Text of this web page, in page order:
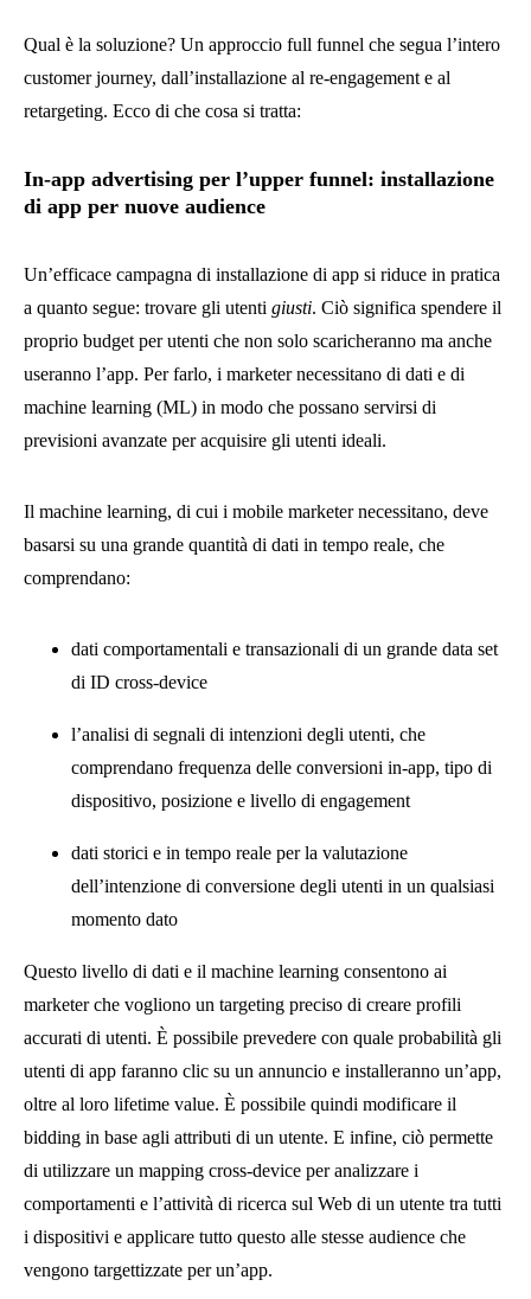
Qual è la soluzione? Un approccio full funnel che segua l’intero
customer journey, dall’installazione al re-engagement e al
retargeting. Ecco di che cosa si tratta:
In-app advertising per l’upper funnel: installazione
di app per nuove audience
Un’efficace campagna di installazione di app si riduce in pratica
a quanto segue: trovare gli utenti giusti. Ciò significa spendere il
proprio budget per utenti che non solo scaricheranno ma anche
useranno l’app. Per farlo, i marketer necessitano di dati e di
machine learning (ML) in modo che possano servirsi di
previsioni avanzate per acquisire gli utenti ideali.
Il machine learning, di cui i mobile marketer necessitano, deve
basarsi su una grande quantità di dati in tempo reale, che
comprendano:
dati comportamentali e transazionali di un grande data set
di ID cross-device
l’analisi di segnali di intenzioni degli utenti, che
comprendano frequenza delle conversioni in-app, tipo di
dispositivo, posizione e livello di engagement
dati storici e in tempo reale per la valutazione
dell’intenzione di conversione degli utenti in un qualsiasi
momento dato
Questo livello di dati e il machine learning consentono ai
marketer che vogliono un targeting preciso di creare profili
accurati di utenti. È possibile prevedere con quale probabilità gli
utenti di app faranno clic su un annuncio e installeranno un’app,
oltre al loro lifetime value. È possibile quindi modificare il
bidding in base agli attributi di un utente. E infine, ciò permette
di utilizzare un mapping cross-device per analizzare i
comportamenti e l’attività di ricerca sul Web di un utente tra tutti
i dispositivi e applicare tutto questo alle stesse audience che
vengono targettizzate per un’app.